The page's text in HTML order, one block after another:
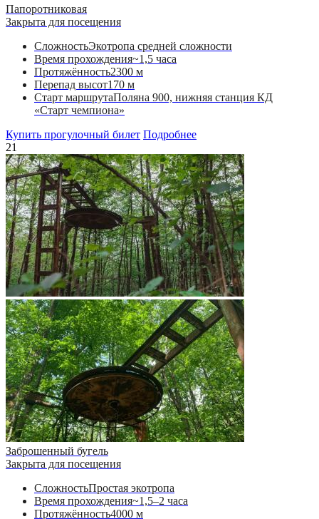
Папоротниковая
Закрыта для посещения
СложностьЭкотропа средней сложности
Время прохождения~1,5 часа
Протяжённость2300 м
Перепад высот170 м
Старт маршрутаПоляна 900, нижняя станция КД
«Старт чемпиона»
Купить прогулочный билет Подробнее
21
Заброшенный бугель
Закрыта для посещения
СложностьПростая экотропа
Время прохождения~1,5–2 часа
Протяжённость4000 м